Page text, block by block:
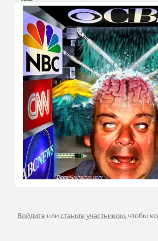
Войдите илистаньте участником, чтобы